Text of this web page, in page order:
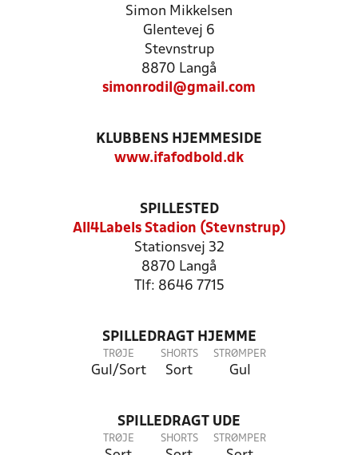
Simon Mikkelsen
Glentevej 6
Stevnstrup
8870 Langå
simonrodil@gmail.com
KLUBBENS HJEMMESIDE
www.ifafodbold.dk
SPILLESTED
All4Labels Stadion (Stevnstrup)
Stationsvej 32
8870 Langå
Tlf: 8646 7715
SPILLEDRAGT HJEMME
TRØJE
Gul/Sort
SHORTS
Sort
STRØMPER
Gul
SPILLEDRAGT UDE
TRØJE SHORTS STRØMPER